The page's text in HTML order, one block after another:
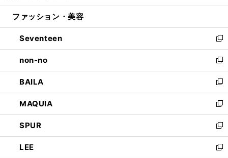
開
ウ
開
く
ン
ウ
で
開
く
ウ
ン
ド
ウ
で
開
く
ファッション・美容
Seventeen
新
し
い
ウ
ィ
ン
ド
ウ
で
開
く
non-no
新
し
い
ウ
ィ
ン
ド
ウ
で
BAILA
新
し
い
ウ
ィ
ン
ド
MAQUIA
新
し
い
ウ
ィ
SPUR
新
し
い
LEE
新